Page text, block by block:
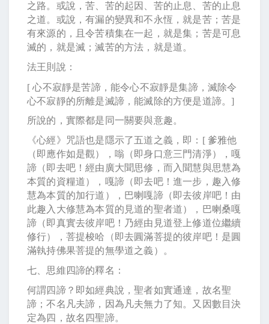
之路。或說，苦、苦的起因、苦的止息、苦的止息
之道。或說，有漏的變異和不永恆，就是苦；苦是
有來源的，且令苦積集在一起，就是集；苦是可息
滅的，就是滅；滅苦的方法，就是道。
法王則說：
[心不寂靜是苦諦，能令心不寂靜是集諦，滅除令
心不寂靜的所離是滅諦，能滅除的方便是道諦。]
所說的，實際都是同一關要與意趣。
《心經》咒語也是隱示了五道之義，即： [爹雅他
（即應作如是觀），嗡（即身口意三門清淨），嘎
諦（即去吧！經由廣大聞思修，而入聞慧與思慧為
本質的資糧道），嘎諦（即去吧！進一步，趣入修
慧為本質的加行道），巴喇嘎諦（即去彼岸吧！由
此趣入大修慧為本質的見道的聖者道），巴喇桑嘎
諦（即真實去彼岸吧！乃經由見道登上修道位繼續
修行），菩提梭哈（即去圓滿菩提的彼岸吧！是圓
滿執持佛果菩提的無學道之義）。
七、思維四諦的釋名：
何謂四諦？即如經典說，聖者如實通達，故名聖
諦；不名凡夫諦，因為凡夫無力了知。又因數目決
定為四，故名四聖諦。